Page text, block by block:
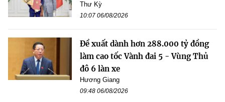
Thư Kỳ
10:07 06/08/2026
Đề xuất dành hơn 288.000 tỷ đồng
làm cao tốc Vành đai 5 - Vùng Thủ
đô 6 làn xe
Hương Giang
09:48 06/08/2026